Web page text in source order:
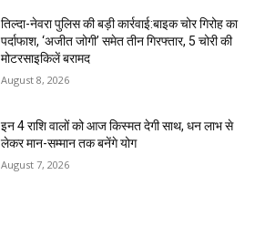
तिल्दा-नेवरा पुलिस की बड़ी कार्रवाई:बाइक चोर गिरोह का
पर्दाफाश, ‘अजीत जोगी’ समेत तीन गिरफ्तार, 5 चोरी की
मोटरसाइकिलें बरामद
August 8, 2026
इन 4 राशि वालों को आज किस्मत देगी साथ, धन लाभ से
लेकर मान-सम्मान तक बनेंगे योग
August 7, 2026